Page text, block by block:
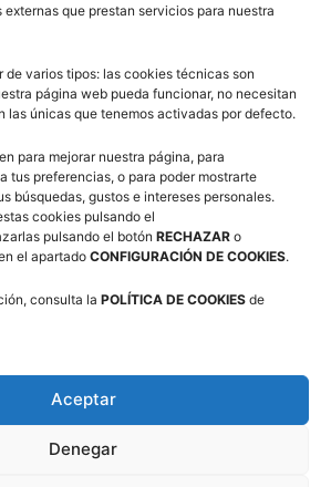
externas que prestan servicios para nuestra
de varios tipos: las cookies técnicas son
página web pueda funcionar, no necesitan
las únicas que tenemos activadas por defecto.
para mejorar nuestra página, para
tus preferencias, o para poder mostrarte
búsquedas, gustos e intereses personales.
cookies pulsando el
pulsando el botón RECHAZAR o
el apartado CONFIGURACIÓN DE COOKIES.
consulta la POLÍTICA DE COOKIES de
Aceptar
Denegar
Newsletter
de mis datos personales para recibir